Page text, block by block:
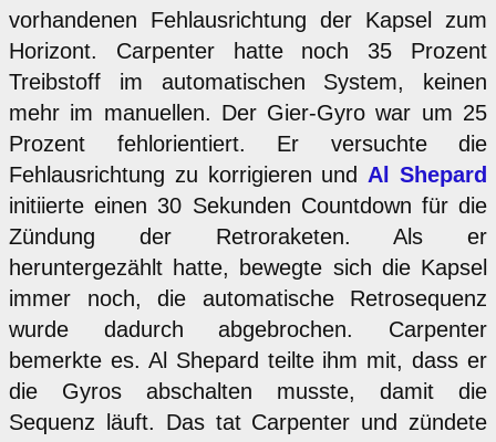
vorhandenen Fehlausrichtung der Kapsel zum
Horizont. Carpenter hatte noch 35 Prozent
Treibstoff im automatischen System, keinen
mehr im manuellen. Der Gier-Gyro war um 25
Prozent fehlorientiert. Er versuchte die
Fehlausrichtung zu korrigieren und Al Shepard
initiierte einen 30 Sekunden Countdown für die
Zündung der Retroraketen. Als er
heruntergezählt hatte, bewegte sich die Kapsel
immer noch, die automatische Retrosequenz
wurde dadurch abgebrochen. Carpenter
bemerkte es. Al Shepard teilte ihm mit, dass er
die Gyros abschalten musste, damit die
Sequenz läuft. Das tat Carpenter und zündete